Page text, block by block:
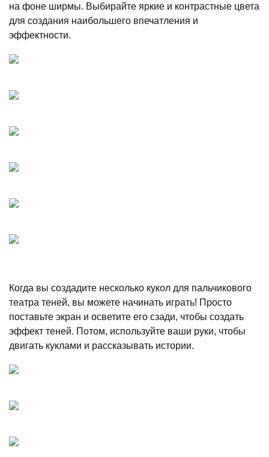
на фоне ширмы. Выбирайте яркие и контрастные цвета
для создания наибольшего впечатления и
эффектности.
Когда вы создадите несколько кукол для пальчикового
театра теней, вы можете начинать играть! Просто
поставьте экран и осветите его сзади, чтобы создать
эффект теней. Потом, используйте ваши руки, чтобы
двигать куклами и рассказывать истории.